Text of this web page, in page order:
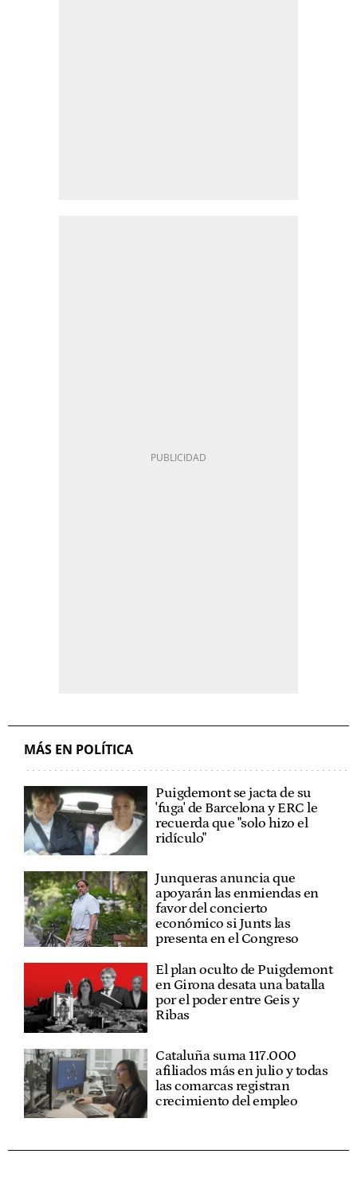
MÁS EN POLÍTICA
Puigdemont se jacta de su
'fuga' de Barcelona y ERC le
recuerda que "solo hizo el
ridículo"
Junqueras anuncia que
apoyarán las enmiendas en
favor del concierto
económico si Junts las
presenta en el Congreso
El plan oculto de Puigdemont
en Girona desata una batalla
por el poder entre Geis y
Ribas
Cataluña suma 117.000
afiliados más en julio y todas
las comarcas registran
crecimiento del empleo